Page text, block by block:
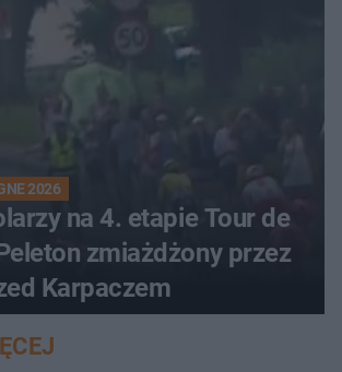
2026
na 4. etapie Tour de
zmiażdżony przez
Karpaczem